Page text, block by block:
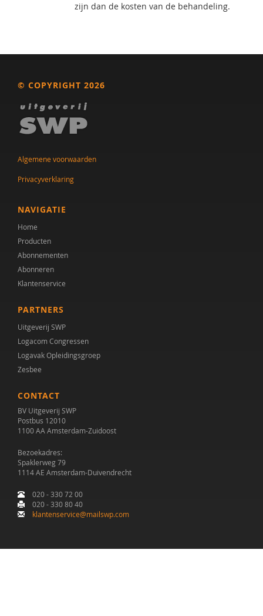
zijn dan de kosten van de behandeling.
© COPYRIGHT 2026
Algemene voorwaarden
Privacyverklaring
NAVIGATIE
Home
Producten
Abonnementen
Abonneren
Klantenservice
PARTNERS
Uitgeverij SWP
Logacom Congressen
Logavak Opleidingsgroep
Zesbee
CONTACT
BV Uitgeverij SWP
Postbus 12010
1100 AA Amsterdam-Zuidoost
Bezoekadres:
Spaklerweg 79
1114 AE Amsterdam-Duivendrecht
020 - 330 72 00
020 - 330 80 40
klantenservice@mailswp.com